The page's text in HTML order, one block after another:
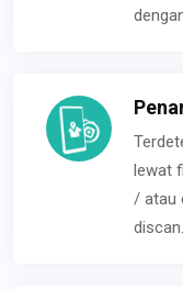
lewat
/ atau